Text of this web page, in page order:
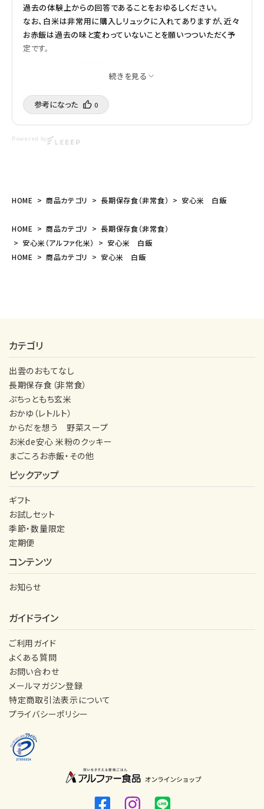
過去の体験上からの回答であることをおゆるしください。
なお、白米は非常用に購入しリュックに入れてありますが、近々
お赤飯は過去の味と変わっていないことを願いつついただく予
定です。
続きを見る
参考になった️ 0
Powered by
HOME 商品カテゴリ 長期保存食（非常食） 安心米 白飯
HOME 商品カテゴリ
長期保存食（非常食）
安心米（アルファ化米）
安心米 白飯
HOME
商品カテゴリ 安心米 白飯
カテゴリ
出雲のおもてなし
長期保存食（非常食）
ぷちっともち玄米
おかゆ（レトルト）
からだを想う 野菜スープ
お米de安心 米粉のクッキー
まごころお赤飯・その他
ピックアップ
ギフト
お試しセット
季節・数量限定
定期便
コンテンツ
お知らせ
ガイドライン
ご利用ガイド
よくある質問
お問い合わせ
メールマガジン登録
特定商取引法表示について
プライバシーポリシー